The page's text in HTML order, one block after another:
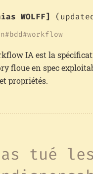
WOLFF]
bdd workflow
IA est la
floue en spec
propriétés.
tué